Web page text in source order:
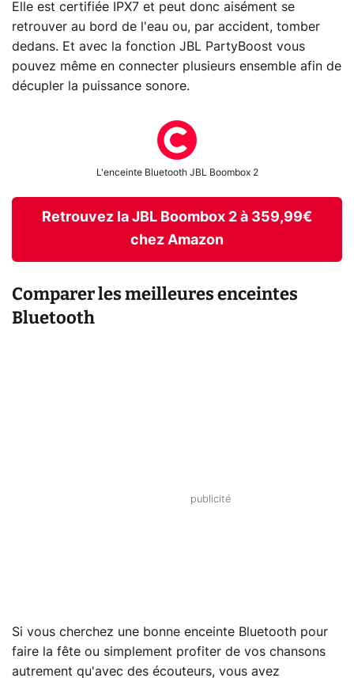
Elle est certifiée IPX7 et peut donc aisément se
retrouver au bord de l'eau ou, par accident, tomber
dedans. Et avec la fonction JBL PartyBoost vous
pouvez même en connecter plusieurs ensemble afin de
décupler la puissance sonore.
L'enceinte Bluetooth JBL Boombox 2
Retrouvez la JBL Boombox 2 à 359,99€
chez Amazon
Comparer les meilleures enceintes
Bluetooth
Si vous cherchez une bonne enceinte Bluetooth pour
faire la fête ou simplement profiter de vos chansons
autrement qu'avec des écouteurs, vous avez